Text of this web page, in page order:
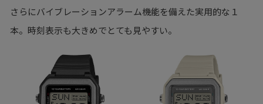
さらにバイブレーションアラーム機能を備えた実用的な１
本。時刻表示も大きめでとても見やすい。